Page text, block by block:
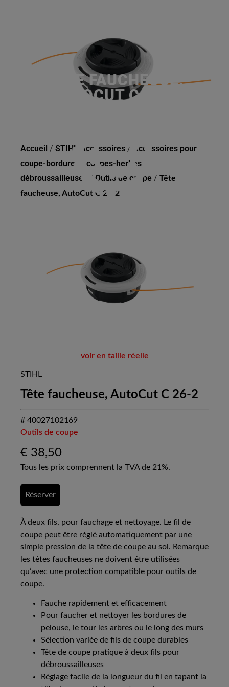
TÊTE FAUCHEUSE,
AUTOCUT C 26-2
Accueil / STIHL Accessoires /
Accessoires pour
coupe-bordures / coupes-herbes /
débroussailleuses
/ Outils de coupe / Tête
faucheuse, AutoCut C 26-2
voir en taille réelle
STIHL
Tête faucheuse, AutoCut C 26-2
# 40027102169
Outils de coupe
€ 38,50
Tous les prix comprennent la TVA de 21%.
Réserver
À deux fils, pour fauchage et nettoyage. Le fil de
coupe peut être réglé automatiquement par une
simple pression de la tête de coupe au sol. Remarque
les têtes faucheuses ne doivent être utilisées
qu’avec une protection compatible pour outils de
coupe.
Fauche rapidement et efficacement
Pour faucher et nettoyer les bordures de
pelouse, le tour les arbres ou le long des murs
Sélection variée de fils de coupe durables
Tête de coupe pratique à deux fils pour
débroussailleuses
Réglage facile de la longueur du fil en tapant la